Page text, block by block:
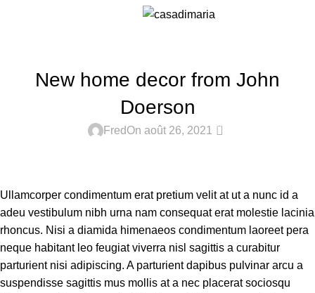
Blog
New home decor from John
Doerson
FredOn août 26, 2021 0
Ullamcorper condimentum erat pretium velit at ut a nunc id a
adeu vestibulum nibh urna nam consequat erat molestie lacinia
rhoncus. Nisi a diamida himenaeos condimentum laoreet pera
neque habitant leo feugiat viverra nisl sagittis a curabitur
parturient nisi adipiscing. A parturient dapibus pulvinar arcu a
suspendisse sagittis mus mollis at a nec placerat sociosqu